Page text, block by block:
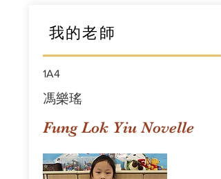
我的老師
1A4
馮樂瑤
Fung Lok Yiu Novelle